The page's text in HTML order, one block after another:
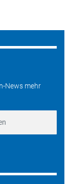
News mehr